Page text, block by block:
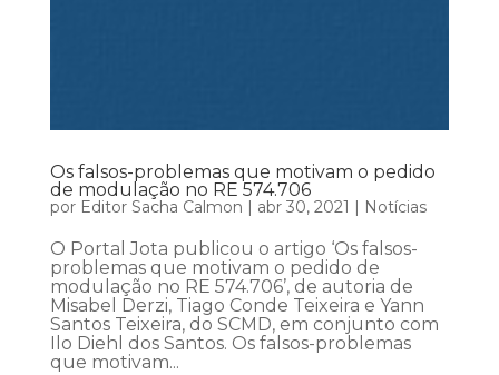
Os falsos-problemas que motivam o pedido
de modulação no RE 574.706
por Editor Sacha Calmon abr 30, 2021 Notícias
O Portal Jota publicou o artigo ‘Os falsos-
problemas que motivam o pedido de
modulação no RE 574.706’, de autoria de
Misabel Derzi, Tiago Conde Teixeira e Yann
Santos Teixeira, do SCMD, em conjunto com
Ilo Diehl dos Santos. Os falsos-problemas
que motivam...